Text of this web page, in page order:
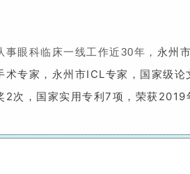
事眼科临床一线工作近30年， 永州
术专家，永州市ICL专家，国家级
2次，国家实用专利7项，荣获2019